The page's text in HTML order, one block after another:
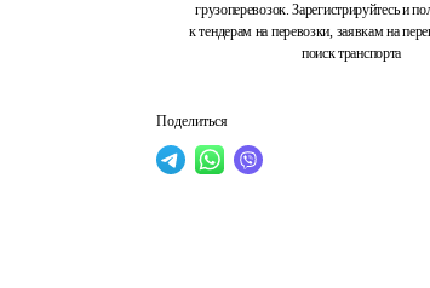
грузоперевозок. Зарегистрируйтесь и
к тендерам на перевозки, заявкам на
поиск транспорта
Поделиться